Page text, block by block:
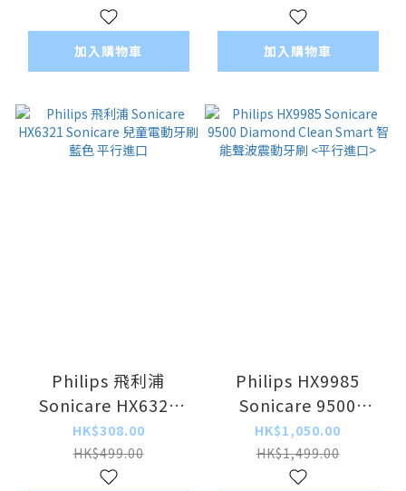
加入購物車 加入購物車
Philips 飛利浦
Sonicare HX6321
Sonicare 兒童電動牙
刷 藍色 平行進口
HK$308.00
HK$499.00
Philips HX9985
Sonicare 9500
Diamond Clean
Smart 智能聲波震動
牙刷 <平行進口>
HK$1,050.00
HK$1,499.00